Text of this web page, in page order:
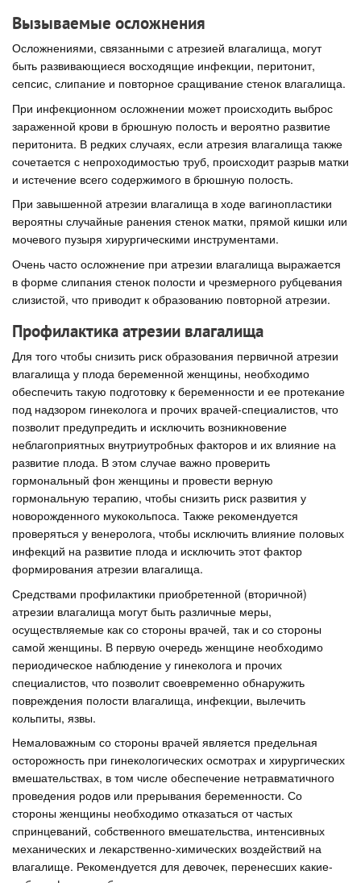
Вызываемые осложнения
Осложнениями, связанными с атрезией влагалища, могут
быть развивающиеся восходящие инфекции, перитонит,
сепсис, слипание и повторное сращивание стенок влагалища.
При инфекционном осложнении может происходить выброс
зараженной крови в брюшную полость и вероятно развитие
перитонита. В редких случаях, если атрезия влагалища также
сочетается с непроходимостью труб, происходит разрыв матки
и истечение всего содержимого в брюшную полость.
При завышенной атрезии влагалища в ходе вагинопластики
вероятны случайные ранения стенок матки, прямой кишки или
мочевого пузыря хирургическими инструментами.
Очень часто осложнение при атрезии влагалища выражается
в форме слипания стенок полости и чрезмерного рубцевания
слизистой, что приводит к образованию повторной атрезии.
Профилактика атрезии влагалища
Для того чтобы снизить риск образования первичной атрезии
влагалища у плода беременной женщины, необходимо
обеспечить такую подготовку к беременности и ее протекание
под надзором гинеколога и прочих врачей-специалистов, что
позволит предупредить и исключить возникновение
неблагоприятных внутриутробных факторов и их влияние на
развитие плода. В этом случае важно проверить
гормональный фон женщины и провести верную
гормональную терапию, чтобы снизить риск развития у
новорожденного мукокольпоса. Также рекомендуется
проверяться у венеролога, чтобы исключить влияние половых
инфекций на развитие плода и исключить этот фактор
формирования атрезии влагалища.
Средствами профилактики приобретенной (вторичной)
атрезии влагалища могут быть различные меры,
осуществляемые как со стороны врачей, так и со стороны
самой женщины. В первую очередь женщине необходимо
периодическое наблюдение у гинеколога и прочих
специалистов, что позволит своевременно обнаружить
повреждения полости влагалища, инфекции, вылечить
кольпиты, язвы.
Немаловажным со стороны врачей является предельная
осторожность при гинекологических осмотрах и хирургических
вмешательствах, в том числе обеспечение нетравматичного
проведения родов или прерывания беременности. Со
стороны женщины необходимо отказаться от частых
спринцеваний, собственного вмешательства, интенсивных
механических и лекарственно-химических воздействий на
влагалище. Рекомендуется для девочек, перенесших какие-